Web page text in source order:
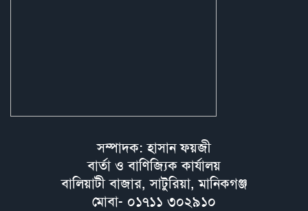
সম্পাদক: হাসান ফয়জী
বার্তা ও বাণিজ্যিক কার্যালয়
বালিয়াটী বাজার, সাটুরিয়া, মানিকগঞ্জ
মোবা- ০১৭১১ ৩০২৯১০